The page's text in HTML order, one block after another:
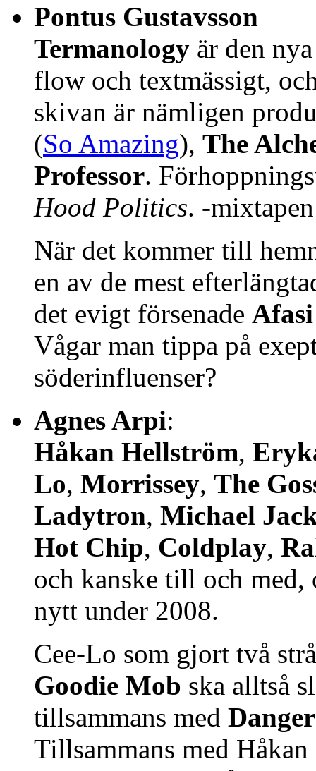
Pontus Gustavsson
Termanology är den
flow och textmässigt,
skivan är nämligen
(So Amazing), The
Professor.
Hood Politics. -
När det kommer till
en av de mest
det evigt försenade
Vågar man tippa på
söderinfluenser?
Agnes Arpi:
Håkan Hellström,
Lo, Morrissey, The
Ladytron, Michael
Hot Chip, Coldplay,
och kanske till och
nytt under 2008.
Cee-Lo som gjort två
Goodie Mob ska alltså
tillsammans med
Tillsammans med